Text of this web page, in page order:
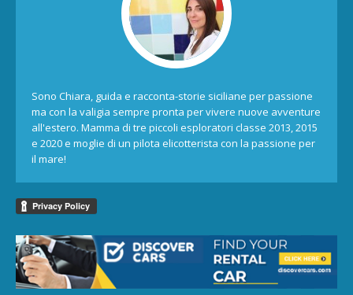
Sono Chiara, guida e racconta-storie siciliane per passione
ma con la valigia sempre pronta per vivere nuove avventure
all'estero. Mamma di tre piccoli esploratori classe 2013, 2015
e 2020 e moglie di un pilota elicotterista con la passione per
il mare!